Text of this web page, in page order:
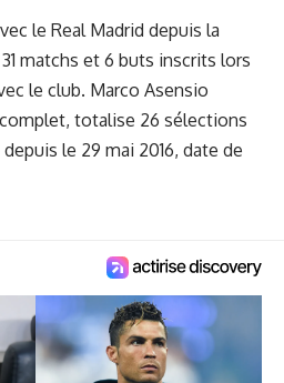
le Real Madrid depuis la
matchs et 6 buts inscrits lors
le club. Marco Asensio
totalise 26 sélections
depuis le 29 mai 2016, date de